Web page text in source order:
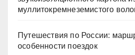
муллитокремнеземистого
Путешествия по России:
особенности поездок